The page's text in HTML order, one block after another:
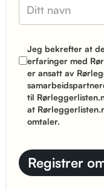
Jeg bekrefter at
erfaringer med
er ansatt av
til
at
omtaler.